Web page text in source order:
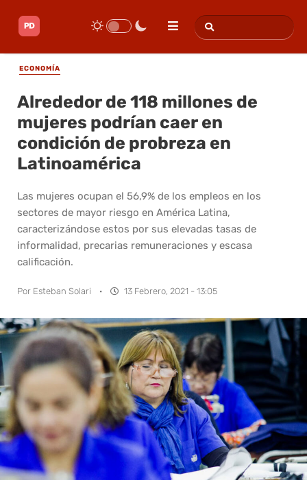
ECONOMÍA
Alrededor de 118 millones de
mujeres podrían caer en
condición de probreza en
Latinoamérica
Las mujeres ocupan el 56,9% de los empleos en los
sectores de mayor riesgo en América Latina,
caracterizándose estos por sus elevadas tasas de
informalidad, precarias remuneraciones y escasa
calificación.
Por Esteban Solari · 13 Febrero, 2021 - 13:05